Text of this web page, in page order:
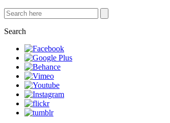
Search